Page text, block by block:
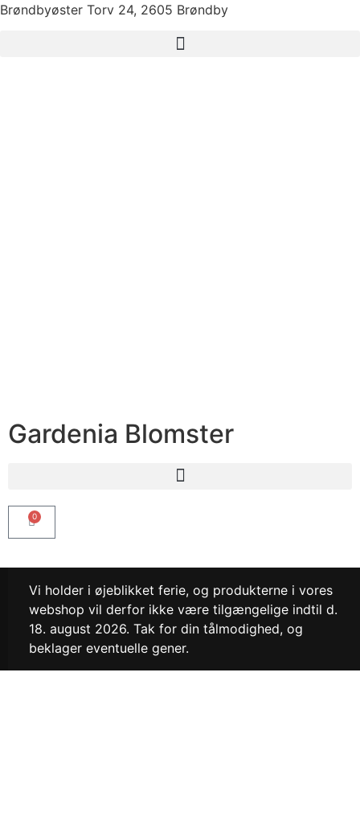
Brøndbyøster Torv 24, 2605 Brøndby
Gardenia Blomster
0
Vi holder i øjeblikket ferie, og produkterne i vores
webshop vil derfor ikke være tilgængelige indtil d.
18. august 2026. Tak for din tålmodighed, og
beklager eventuelle gener.